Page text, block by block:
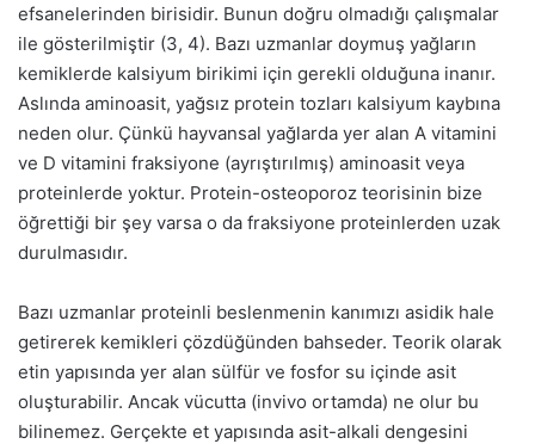
efsanelerinden birisidir. Bunun doğru olmadığı çalışmalar
ile gösterilmiştir (3, 4). Bazı uzmanlar doymuş yağların
kemiklerde kalsiyum birikimi için gerekli olduğuna inanır.
Aslında aminoasit, yağsız protein tozları kalsiyum kaybına
neden olur. Çünkü hayvansal yağlarda yer alan A vitamini
ve D vitamini fraksiyone (ayrıştırılmış) aminoasit veya
proteinlerde yoktur. Protein-osteoporoz teorisinin bize
öğrettiği bir şey varsa o da fraksiyone proteinlerden uzak
durulmasıdır.
Bazı uzmanlar proteinli beslenmenin kanımızı asidik hale
getirerek kemikleri çözdüğünden bahseder. Teorik olarak
etin yapısında yer alan sülfür ve fosfor su içinde asit
oluşturabilir. Ancak vücutta (invivo ortamda) ne olur bu
bilinemez. Gerçekte et yapısında asit-alkali dengesini